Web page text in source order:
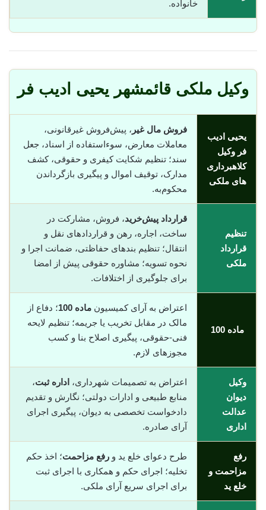
خانواده.
وکیل ملکی قائمشهر یحیی ادیب فر
یحیی ادیب
فر وکیل
کلاهبرداری
های ملکی
فروش مال غیر ، پیش‌فروش غیرقانونی،
معاملات معارض، سوء‌استفاده از اسناد، جعل
سند؛ تنظیم شکایت کیفری و حقوقی، کشف
مدارک، توقیف اموال و پیگیری بازگرداندن
محکوم‌به.
تنظیم
قرارداد
ملکی
قرارداد پیش‌خرید، فروش، مشارکت در
ساخت، اجاره، رهن و قراردادهای نقل و
انتقال؛ تنظیم بندهای حفاظتی، ضمانت اجرا و
نحوه تسویه؛ مشاوره حقوقی پیش از امضا
برای جلوگیری از اختلافات.
ماده 100
اعتراض به آرای کمیسیون ماده 100
؛ دفاع از
مالک در مقابل تخریب یا جریمه؛ تنظیم لایحه
فنی-حقوقی، پیگیری اصلاح بنا و کسب
مجوزهای لازم.
وکیل
دیوان
عدالت
اداری
اعتراض به تصمیمات شهرداری، اداره ثبت،
منابع طبیعی و ادارات دولتی؛ نگارش و تقدیم
دادخواست تخصصی به دیوان، پیگیری اجرای
آرای صادره.
رفع
مزاحمت و
خلع ید
طرح دعوای خلع ید و رفع مزاحمت؛ اخذ حکم
تخلیه؛ اجرای حکم و همکاری با اجرای ثبت
برای اجرای سریع آرای ملکی.